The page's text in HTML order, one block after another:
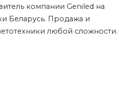
компании Geniled на
Беларусь. Продажа и
любой сложности.